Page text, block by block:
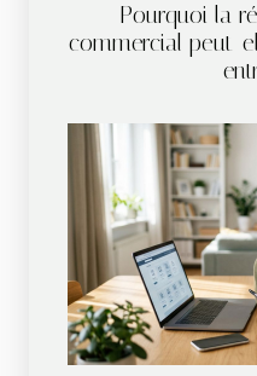
Pourquoi la
commercial peut-